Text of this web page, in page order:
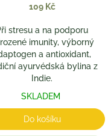
109 Kč
stresu a na podporu
imunity, výborný
a antioxidant,
ayurvédská bylina z
Indie.
SKLADEM
Do košíku